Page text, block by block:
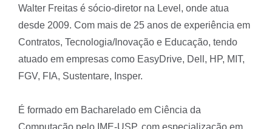
Walter Freitas é sócio-diretor na Level, onde atua
desde 2009. Com mais de 25 anos de experiência em
Contratos, Tecnologia/Inovação e Educação, tendo
atuado em empresas como EasyDrive, Dell, HP, MIT,
FGV, FIA, Sustentare, Insper.
É formado em Bacharelado em Ciência da
Computação pelo IME-USP, com especialização em